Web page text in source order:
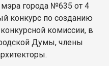
города №635 от 4
конкурс по созданию
комиссии, в
Думы, члены